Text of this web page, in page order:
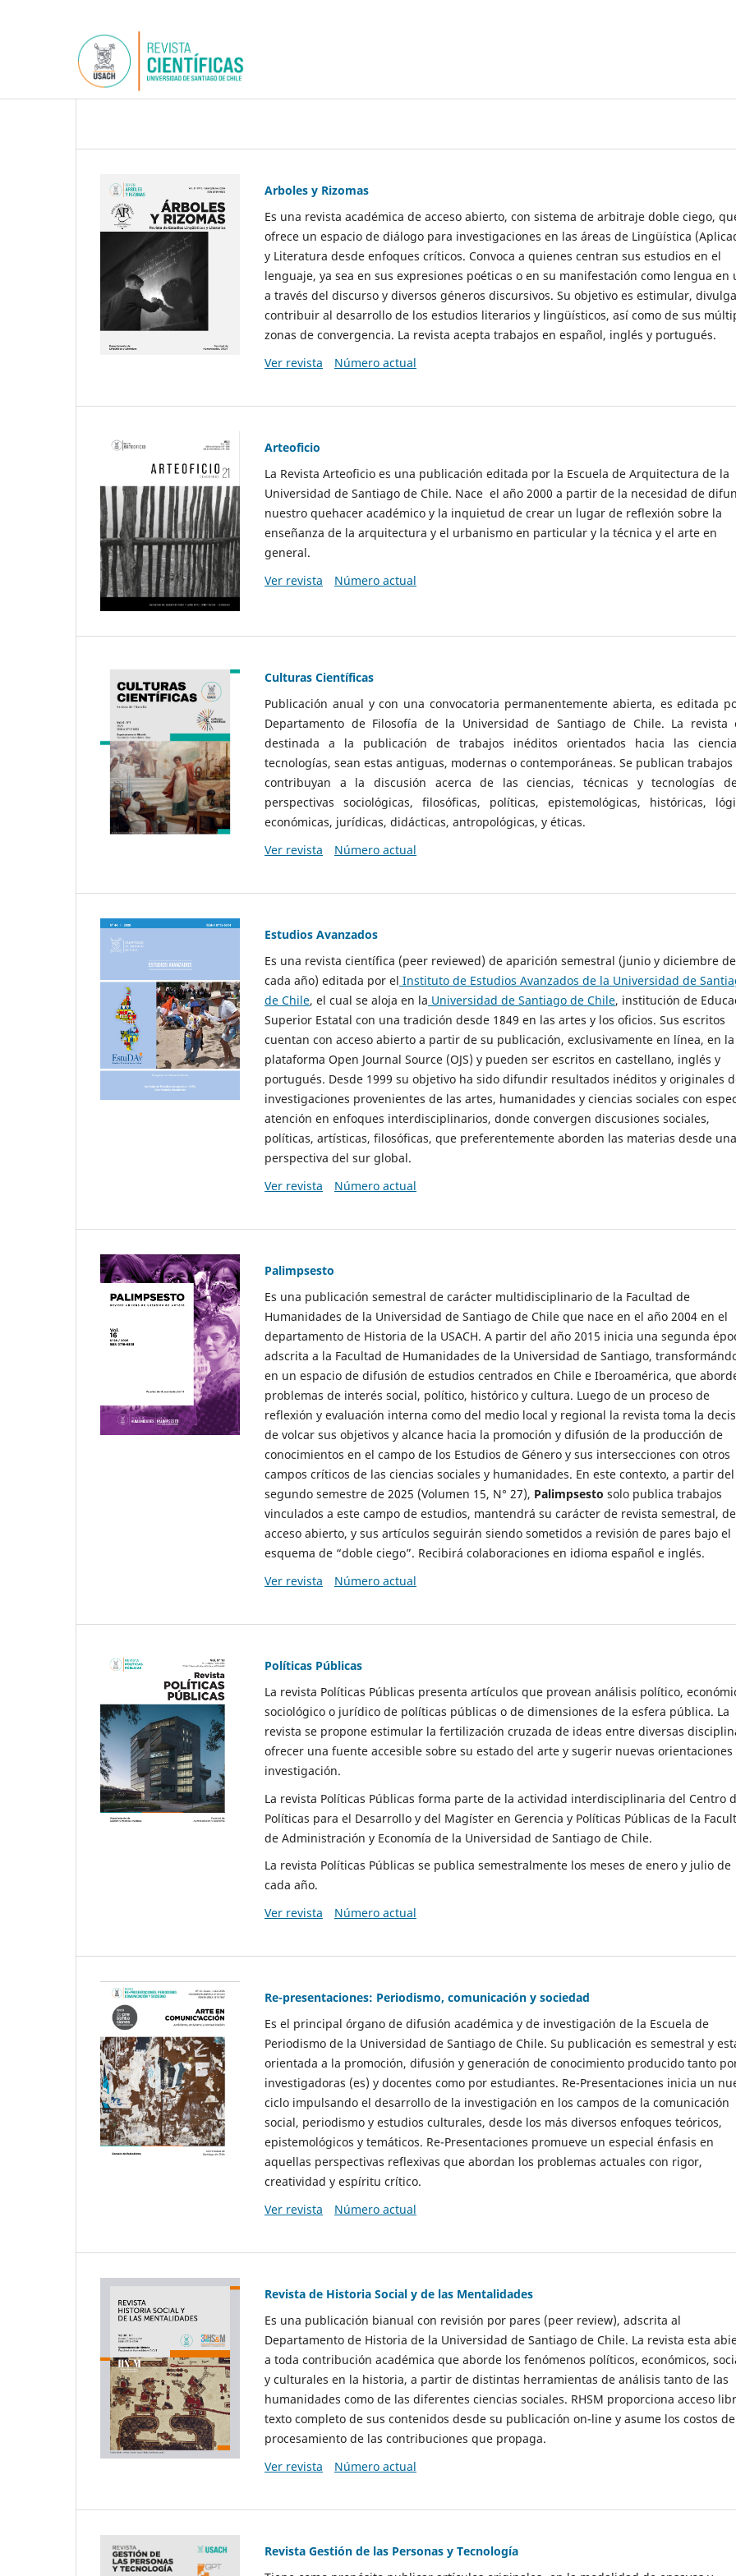
Arboles y Rizomas
Es una revista académica de acceso abierto, con sistema de arbitraje doble ciego,
ofrece un espacio de diálogo para investigaciones en las áreas de Lingüística
y Literatura desde enfoques críticos. Convoca a quienes centran sus estudios en el
lenguaje, ya sea en sus expresiones poéticas o en su manifestación como lengua en
a través del discurso y diversos géneros discursivos. Su objetivo es estimular,
contribuir al desarrollo de los estudios literarios y lingüísticos, así como de sus
zonas de convergencia. La revista acepta trabajos en español, inglés y portugués.
Ver revista
Número actual
Arteoficio
La Revista Arteoficio es una publicación editada por la Escuela de Arquitectura de la
Universidad de Santiago de Chile. Nace el año 2000 a partir de la necesidad de
nuestro quehacer académico y la inquietud de crear un lugar de reflexión sobre la
enseñanza de la arquitectura y el urbanismo en particular y la técnica y el arte en
general.
Ver revista
Número actual
Culturas Científicas
Publicación anual y con una convocatoria permanentemente abierta, es editada
Departamento de Filosofía de la Universidad de Santiago de Chile. La revista
destinada a la publicación de trabajos inéditos orientados hacia las
tecnologías, sean estas antiguas, modernas o contemporáneas. Se publican
contribuyan a la discusión acerca de las ciencias, técnicas y tecnologías
perspectivas sociológicas, filosóficas, políticas, epistemológicas, históricas,
económicas, jurídicas, didácticas, antropológicas, y éticas.
Ver revista
Número actual
Estudios Avanzados
Es una revista científica (peer reviewed) de aparición semestral (junio y diciembre de
cada año) editada por el Instituto de Estudios Avanzados de la Universidad de
de Chile, el cual se aloja en la Universidad de Santiago de Chile, institución de
Superior Estatal con una tradición desde 1849 en las artes y los oficios. Sus escritos
cuentan con acceso abierto a partir de su publicación, exclusivamente en línea, en la
plataforma Open Journal Source (OJS) y pueden ser escritos en castellano, inglés y
portugués. Desde 1999 su objetivo ha sido difundir resultados inéditos y originales
investigaciones provenientes de las artes, humanidades y ciencias sociales con
atención en enfoques interdisciplinarios, donde convergen discusiones sociales,
políticas, artísticas, filosóficas, que preferentemente aborden las materias desde una
perspectiva del sur global.
Ver revista
Número actual
Palimpsesto
Es una publicación semestral de carácter multidisciplinario de la Facultad de
Humanidades de la Universidad de Santiago de Chile que nace en el año 2004 en el
departamento de Historia de la USACH. A partir del año 2015 inicia una segunda
adscrita a la Facultad de Humanidades de la Universidad de Santiago,
en un espacio de difusión de estudios centrados en Chile e Iberoamérica, que
problemas de interés social, político, histórico y cultura. Luego de un proceso de
reflexión y evaluación interna como del medio local y regional la revista toma la
de volcar sus objetivos y alcance hacia la promoción y difusión de la producción de
conocimientos en el campo de los Estudios de Género y sus intersecciones con otros
campos críticos de las ciencias sociales y humanidades. En este contexto, a partir del
segundo semestre de 2025 (Volumen 15, N° 27), Palimpsesto solo publica trabajos
vinculados a este campo de estudios, mantendrá su carácter de revista semestral, de
acceso abierto, y sus artículos seguirán siendo sometidos a revisión de pares bajo el
esquema de “doble ciego”. Recibirá colaboraciones en idioma español e inglés.
Ver revista
Número actual
Políticas Públicas
La revista Políticas Públicas presenta artículos que provean análisis político,
sociológico o jurídico de políticas públicas o de dimensiones de la esfera pública. La
revista se propone estimular la fertilización cruzada de ideas entre diversas
ofrecer una fuente accesible sobre su estado del arte y sugerir nuevas orientaciones
investigación.
La revista Políticas Públicas forma parte de la actividad interdisciplinaria del Centro
Políticas para el Desarrollo y del Magíster en Gerencia y Políticas Públicas de la
de Administración y Economía de la Universidad de Santiago de Chile.
La revista Políticas Públicas se publica semestralmente los meses de enero y julio de
cada año.
Ver revista
Número actual
Re-presentaciones: Periodismo, comunicación y sociedad
Es el principal órgano de difusión académica y de investigación de la Escuela de
Periodismo de la Universidad de Santiago de Chile. Su publicación es semestral y
orientada a la promoción, difusión y generación de conocimiento producido tanto
investigadoras (es) y docentes como por estudiantes. Re-Presentaciones inicia un
ciclo impulsando el desarrollo de la investigación en los campos de la comunicación
social, periodismo y estudios culturales, desde los más diversos enfoques teóricos,
epistemológicos y temáticos. Re-Presentaciones promueve un especial énfasis en
aquellas perspectivas reflexivas que abordan los problemas actuales con rigor,
creatividad y espíritu crítico.
Ver revista
Número actual
Revista de Historia Social y de las Mentalidades
Es una publicación bianual con revisión por pares (peer review), adscrita al
Departamento de Historia de la Universidad de Santiago de Chile. La revista esta
a toda contribución académica que aborde los fenómenos políticos, económicos,
y culturales en la historia, a partir de distintas herramientas de análisis tanto de las
humanidades como de las diferentes ciencias sociales. RHSM proporciona acceso
texto completo de sus contenidos desde su publicación on-line y asume los costos de
procesamiento de las contribuciones que propaga.
Ver revista
Número actual
Revista Gestión de las Personas y Tecnología